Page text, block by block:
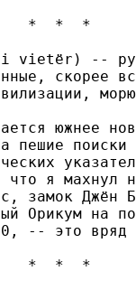
*  *  *
vietёr) --
скорее
южнее
пешие
я махнул
замок Джён
Орикум на
-- это вряд
*  *  *